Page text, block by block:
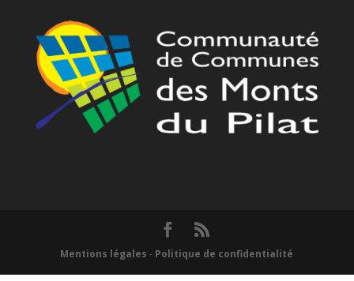
Mentions légales - Politique de confidentialité